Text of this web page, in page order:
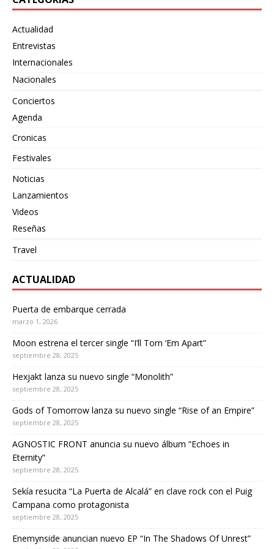
Actualidad
Entrevistas
Internacionales
Nacionales
Conciertos
Agenda
Cronicas
Festivales
Noticias
Lanzamientos
Videos
Reseñas
Travel
ACTUALIDAD
Puerta de embarque cerrada
marzo 1, 2026
Moon estrena el tercer single “I’ll Torn ‘Em Apart”
septiembre 28, 2025
Hexjakt lanza su nuevo single “Monolith”
septiembre 28, 2025
Gods of Tomorrow lanza su nuevo single “Rise of an Empire”
septiembre 28, 2025
AGNOSTIC FRONT anuncia su nuevo álbum “Echoes in
Eternity”
septiembre 28, 2025
Sekía resucita “La Puerta de Alcalá” en clave rock con el Puig
Campana como protagonista
septiembre 28, 2025
Enemynside anuncian nuevo EP “In The Shadows Of Unrest”